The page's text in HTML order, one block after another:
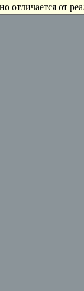
отличается от